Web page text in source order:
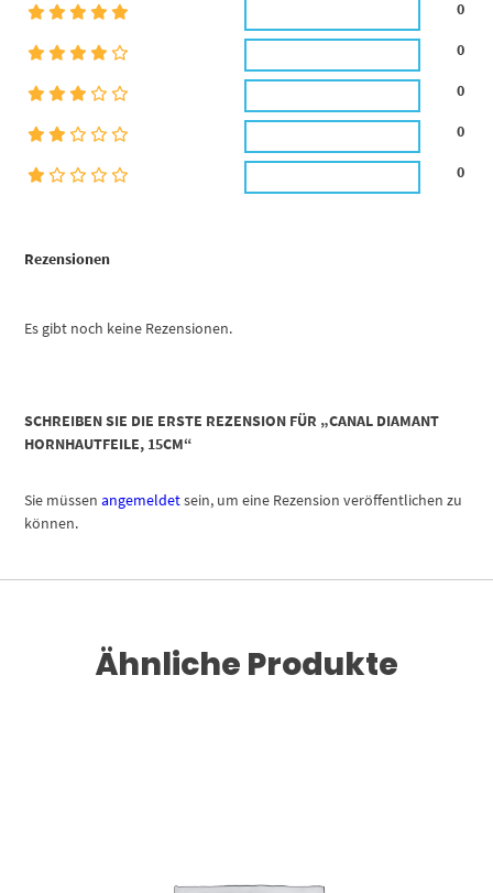
Rezensionen
Es gibt noch keine Rezensionen.
0
0
0
0
0
SCHREIBEN SIE DIE ERSTE REZENSION FÜR „CANAL DIAMANT
HORNHAUTFEILE, 15CM“
Sie müssenangemeldetsein, um eine Rezension veröffentlichen zu
können.
Ähnliche Produkte